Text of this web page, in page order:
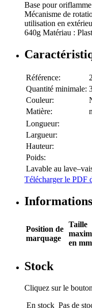
Base pour
Mécanisme de
utilisation en
640g Matériau :
Référence:
Quantité minimale:
Couleur:
Matière:
Longueur:
Largueur:
Hauteur:
Poids:
Lavable au
Télécharger le PDF
Position de
marquage
Taille
en mm
Stock
Cliquez sur le
En stock Pas de